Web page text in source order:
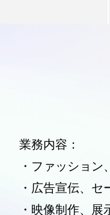
業務内容：
・ファッショ
・広告宣伝、
・映像制作、展